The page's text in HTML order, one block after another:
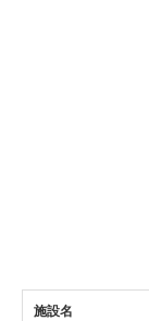
施設名